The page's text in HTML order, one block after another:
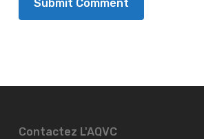
Contactez L'AQVC